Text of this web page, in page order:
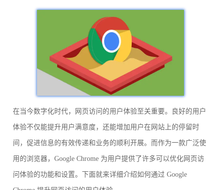
在当今数字化时代，网页访问的用户体验至关重要。良好的用户
体验不仅能提升用户满意度，还能增加用户在网站上的停留时
间，促进信息的有效传递和业务的顺利开展。而作为一款广泛使
用的浏览器，Google Chrome 为用户提供了许多可以优化网页访
问体验的功能和设置。下面就来详细介绍如何通过 Google